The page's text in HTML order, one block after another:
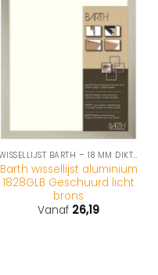
WISSELLIJST BARTH – 18 MM DIKTE (1828-SERIE)
Barth wissellijst aluminium
1828GLB Geschuurd licht
brons
Vanaf 26,19